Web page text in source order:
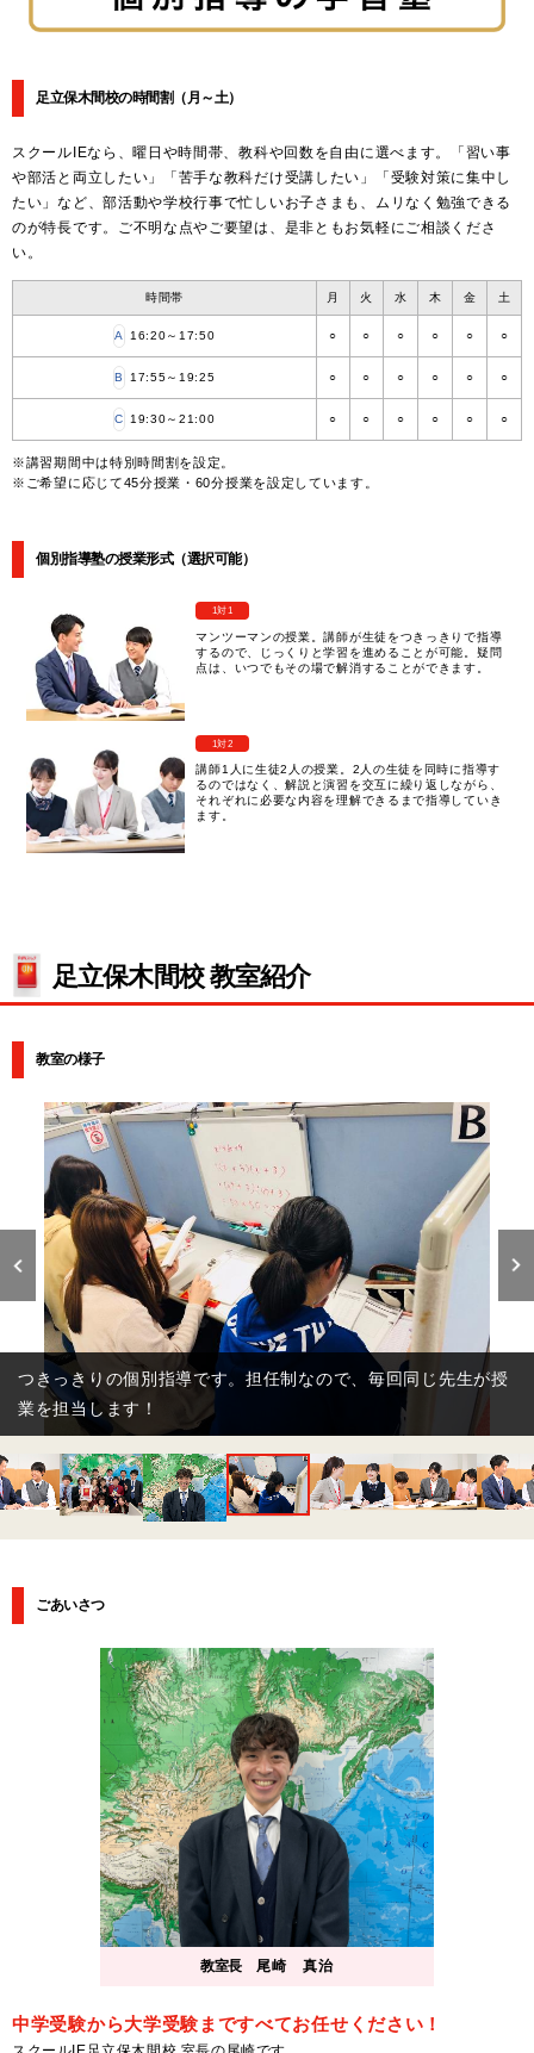
足立保木間校の時間割 （月～土）
スクールIEなら、曜日や時間帯、教科や回数を自由に選べます。「習い事
や部活と両立したい」「苦手な教科だけ受講したい」「受験対策に集中し
たい」など、部活動や学校行事で忙しいお子さまも、ムリなく勉強できる
のが特長です。ご不明な点やご要望は、是非ともお気軽にご相談くださ
い。
時間帯 月 火 水 木 金 土
A 16:20～17:50 ○ ○ ○ ○ ○ ○
B 17:55～19:25 ○ ○ ○ ○ ○ ○
C 19:30～21:00 ○ ○ ○ ○ ○ ○
※講習期間中は特別時間割を設定。
※ご希望に応じて45分授業・60分授業を設定しています。
個別指導塾の授業形式（選択可能）
1対1
マンツーマンの授業。講師が生徒をつきっきりで指導
するので、じっくりと学習を進めることが可能。疑問
点は、いつでもその場で解消することができます。
1対2
講師1人に生徒2人の授業。2人の生徒を同時に指導す
るのではなく、解説と演習を交互に繰り返しながら、
それぞれに必要な内容を理解できるまで指導していき
ます。
足立保木間校 教室紹介
教室の様子
ごあいさつ
教室長 尾崎 真治
中学受験から大学受験まですべてお任せください！